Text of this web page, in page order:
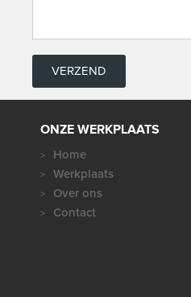
ONZE WERKPLAATS
Home
Werkplaats
Over ons
Contact